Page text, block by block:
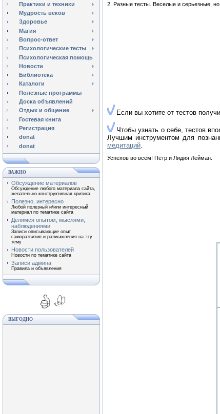
Практики и техники
Мудрость веков
Здоровье
Магия
Вопрос-ответ
Психологические тесты
Психологическая помощь
Новости
Библиотека
Каталоги
Полезные программы
Доска объявлений
Отдых и общение
Гостевая книга
Регистрация
donat
donat
ВАЖНО
Обсуждение материалов
Обсуждение любого материала сайта,
желательно конструктивная критика
Полезно, интересно
Любой полезный и/или интересный
материал по тематике сайта
Делимся опытом, мыслями,
наблюдениями
Записи описывающие опыт
саморазвития и размышления на эту
тему
Новости пользователей
Новости по тематике сайта
Записи админа
Правила и объявления
ВЫГОДНО
2. Разные тесты. Веселые и серьезные,
Если вы хотите от тестов
Чтобы узнать о себе, тестов
Лучшим инструментом для
медитаций.
Успехов во всём! Пётр и Лидия Лейман.